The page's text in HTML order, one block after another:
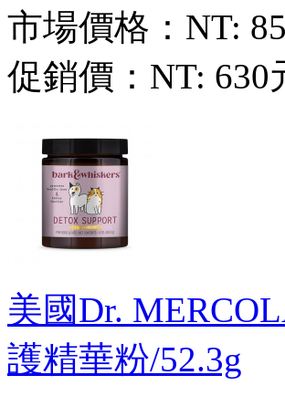
市場價格： NT:
促銷價： NT: 630
美國Dr.
護精華粉/52.3g